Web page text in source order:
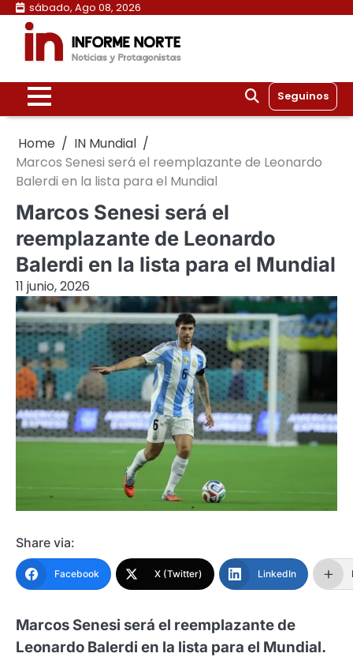
Skip
content
sábado, Ago 08, 2026
Seguinos
Home
IN Mundial
Marcos Senesi será el reemplazante de Leonardo
Balerdi en la lista para el Mundial
Marcos Senesi será el
reemplazante de Leonardo
Balerdi en la lista para el Mundial
11 junio, 2026
Share via:
Facebook X (Twitter) LinkedIn
Marcos Senesi será el reemplazante de
Leonardo Balerdi en la lista para el Mundial.